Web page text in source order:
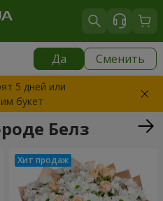
Да Сменить
5 дней или
букет
Белз